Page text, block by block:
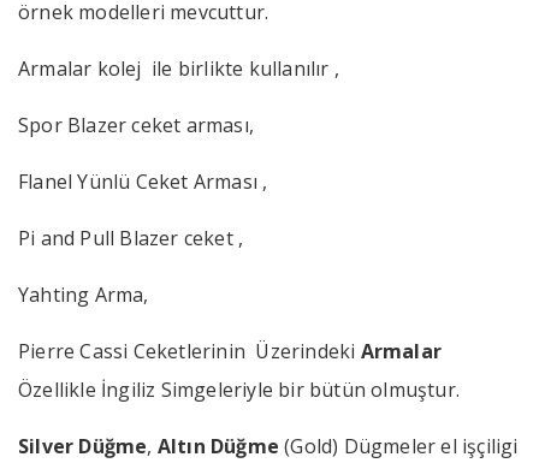
örnek modelleri mevcuttur.
Armalar kolej ile birlikte kullanılır ,
Spor Blazer ceket arması,
Flanel Yünlü Ceket Arması ,
Pi and Pull Blazer ceket ,
Yahting Arma,
Pierre Cassi Ceketlerinin Üzerindeki Armalar
Özellikle İngiliz Simgeleriyle bir bütün olmuştur.
Silver Düğme, Altın Düğme (Gold) Dügmeler el işçiligi